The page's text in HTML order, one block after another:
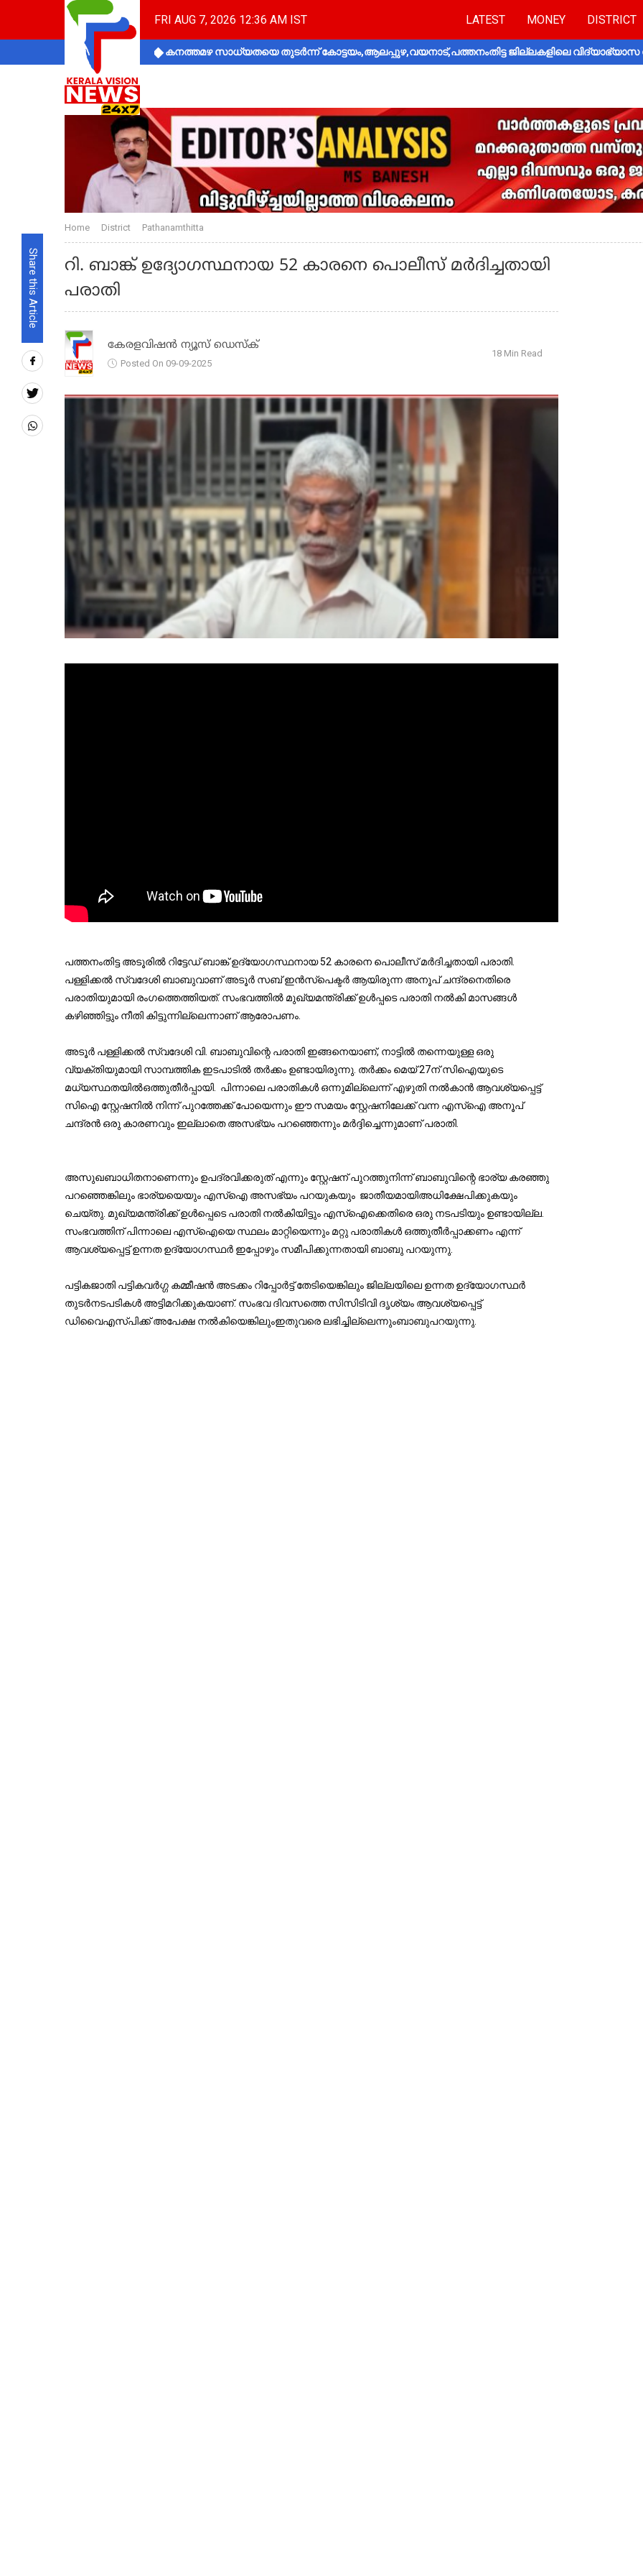
FRI AUG 7, 2026 12:36 AM IST LATEST MONEY DISTRICT
കനത്തമഴ സാധ്യതയെ തുടർന്ന് കോട്ടയം,ആലപ്പുഴ,വയനാട്,പത്തനംതിട്ട ജില്ലകളിലെ വിദ്യാഭ്യാസ
Share this Article
Home District Pathanamthitta
റി. ബാങ്ക് ഉദ്യോഗസ്ഥനായ 52 കാരനെ പൊലീസ് മര്‍ദിച്ചതായി
പരാതി
കേരളവിഷൻ ന്യൂസ് ഡെസ്‌ക്
Posted On 09-09-2025
18 Min Read
പത്തനംതിട്ട അടൂരില്‍ റിട്ടേഡ് ബാങ്ക് ഉദ്യോഗസ്ഥനായ 52 കാരനെ പൊലീസ് മര്‍ദിച്ചതായി പരാതി.
പള്ളിക്കല്‍ സ്വദേശി ബാബുവാണ് അടൂര്‍ സബ് ഇന്‍സ്‌പെക്ടര്‍ ആയിരുന്ന അനൂപ് ചന്ദ്രനെതിരെ
പരാതിയുമായി രംഗത്തെത്തിയത്. സംഭവത്തില്‍ മുഖ്യമന്ത്രിക്ക് ഉള്‍പ്പടെ പരാതി നല്‍കി മാസങ്ങള്‍
കഴിഞ്ഞിട്ടും നീതി കിട്ടുന്നില്ലെന്നാണ് ആരോപണം.
അടൂര്‍ പള്ളിക്കല്‍ സ്വദേശി വി. ബാബുവിന്റെ പരാതി ഇങ്ങനെയാണ്, നാട്ടില്‍ തന്നെയുള്ള ഒരു
വ്യക്തിയുമായി സാമ്പത്തിക ഇടപാടില്‍ തര്‍ക്കം ഉണ്ടായിരുന്നു. തര്‍ക്കം മെയ് 27ന് സിഐയുടെ
മധ്യസ്ഥതയില്‍ഒത്തുതീര്‍പ്പായി. പിന്നാലെ പരാതികള്‍ ഒന്നുമില്ലെന്ന് എഴുതി നല്‍കാന്‍ ആവശ്യപ്പെട്ട്
സിഐ സ്റ്റേഷനില്‍ നിന്ന് പുറത്തേക്ക് പോയെന്നും ഈ സമയം സ്റ്റേഷനിലേക്ക് വന്ന എസ്‌ഐ അനൂപ്
ചന്ദ്രന്‍ ഒരു കാരണവും ഇല്ലാതെ അസഭ്യം പറഞ്ഞെന്നും മര്‍ദ്ദിച്ചെന്നുമാണ് പരാതി.
അസുഖബാധിതനാണെന്നും ഉപദ്രവിക്കരുത് എന്നും സ്റ്റേഷന് പുറത്തുനിന്ന് ബാബുവിന്റെ ഭാര്യ കരഞ്ഞു
പറഞ്ഞെങ്കിലും ഭാര്യയെയും എസ്‌ഐ അസഭ്യം പറയുകയും ജാതീയമായിഅധിക്ഷേപിക്കുകയും
ചെയ്തു. മുഖ്യമന്ത്രിക്ക് ഉള്‍പ്പെടെ പരാതി നല്‍കിയിട്ടും എസ്‌ഐക്കെതിരെ ഒരു നടപടിയും ഉണ്ടായില്ല.
സംഭവത്തിന് പിന്നാലെ എസ്‌ഐയെ സ്ഥലം മാറ്റിയെന്നും മറ്റു പരാതികള്‍ ഒത്തുതീര്‍പ്പാക്കണം എന്ന്
ആവശ്യപ്പെട്ട് ഉന്നത ഉദ്യോഗസ്ഥര്‍ ഇപ്പോഴും സമീപിക്കുന്നതായി ബാബു പറയുന്നു.
പട്ടികജാതി പട്ടികവര്‍ഗ്ഗ കമ്മീഷന്‍ അടക്കം റിപ്പോര്‍ട്ട് തേടിയെങ്കിലും ജില്ലയിലെ ഉന്നത ഉദ്യോഗസ്ഥര്‍
തുടര്‍നടപടികള്‍ അട്ടിമറിക്കുകയാണ്. സംഭവ ദിവസത്തെ സിസിടിവി ദൃശ്യം ആവശ്യപ്പെട്ട്
ഡിവൈഎസ്പിക്ക് അപേക്ഷ നല്‍കിയെങ്കിലുംഇതുവരെ ലഭിച്ചില്ലെന്നുംബാബുപറയുന്നു.